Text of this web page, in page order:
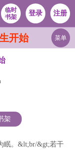
临时
书架
登录 注册
开始 菜单
架
眠。&lt;br/&gt;若干